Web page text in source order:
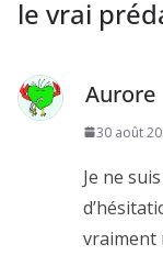
le vrai
Aurore
30 août
Je ne
vraiment